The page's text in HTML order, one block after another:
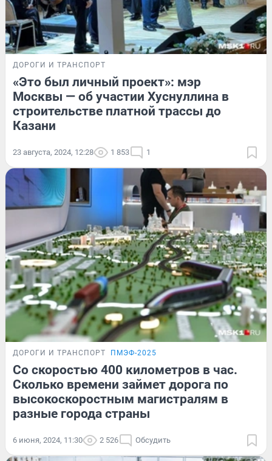
ДОРОГИ И ТРАНСПОРТ
«Это был личный проект»: мэр
Москвы — об участии Хуснуллина в
строительстве платной трассы до
Казани
23 августа, 2024, 12:28 1 853 1
ДОРОГИ И ТРАНСПОРТ ПМЭФ-2025
Со скоростью 400 километров в час.
Сколько времени займет дорога по
высокоскоростным магистралям в
разные города страны
6 июня, 2024, 11:30 2 526 Обсудить